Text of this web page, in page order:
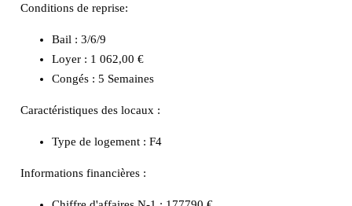
Conditions de reprise:
Bail : 3/6/9
Loyer : 1 062,00 €
Congés : 5 Semaines
Caractéristiques des locaux :
Type de logement : F4
Informations financières :